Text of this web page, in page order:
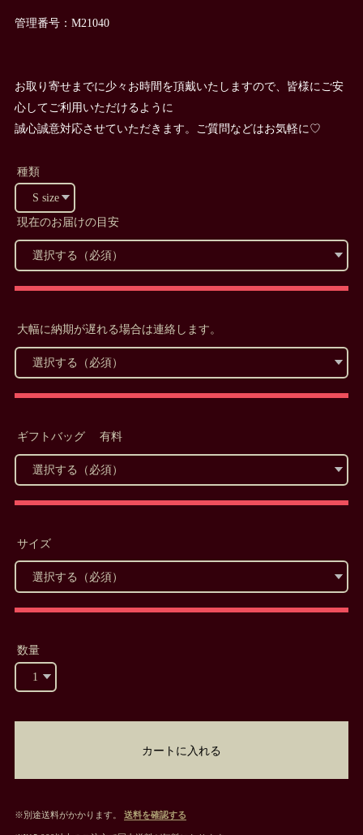
管理番号：M21040
お取り寄せまでに少々お時間を頂戴いたしますので、皆様にご安
心してご利用いただけるように
誠心誠意対応させていただきます。ご質問などはお気軽に♡
種類
現在のお届けの目安
大幅に納期が遅れる場合は連絡します。
ギフトバッグ 有料
サイズ
数量
カートに入れる
※別途送料がかかります。 送料を確認する